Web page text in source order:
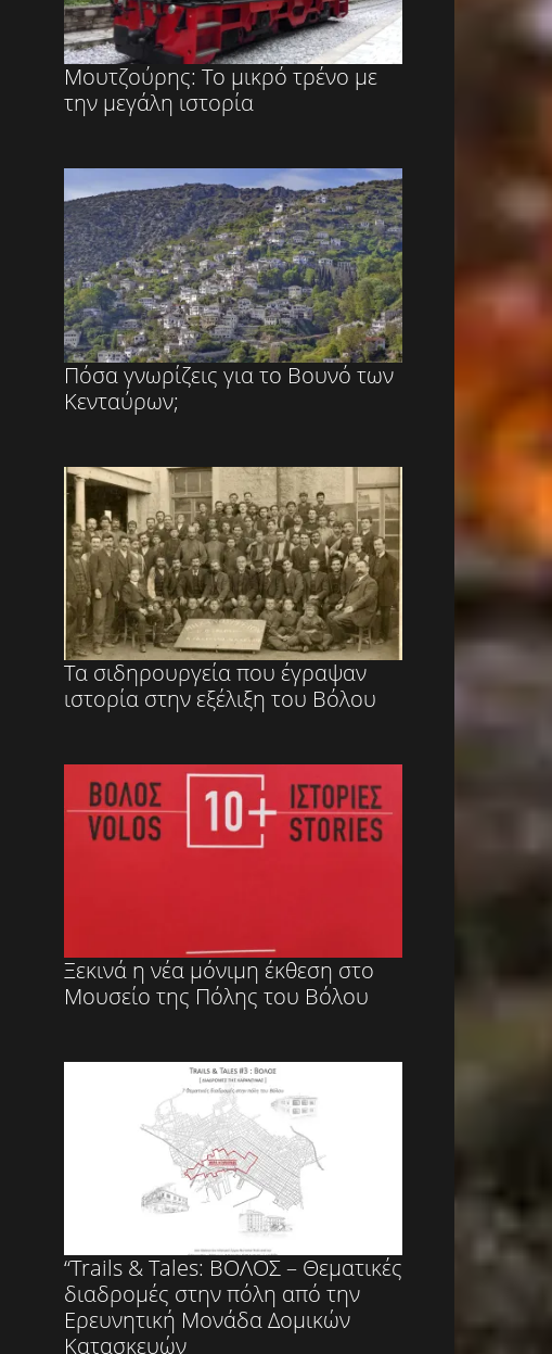
Μουτζούρης: Το μικρό τρένο με
την μεγάλη ιστορία
Πόσα γνωρίζεις για το Βουνό των
Κενταύρων;
Τα σιδηρουργεία που έγραψαν
ιστορία στην εξέλιξη του Βόλου
Ξεκινά η νέα μόνιμη έκθεση στο
Μουσείο της Πόλης του Βόλου
“Trails & Tales: ΒΟΛΟΣ – Θεματικές
διαδρομές στην πόλη από την
Ερευνητική Μονάδα Δομικών
Κατασκευών